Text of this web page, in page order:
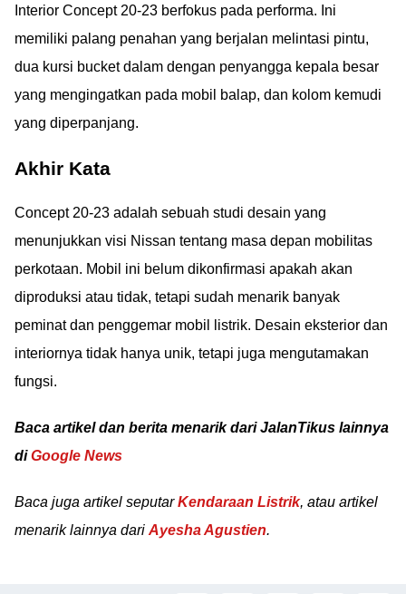
Interior Concept 20-23 berfokus pada performa. Ini
memiliki palang penahan yang berjalan melintasi pintu,
dua kursi bucket dalam dengan penyangga kepala besar
yang mengingatkan pada mobil balap, dan kolom kemudi
yang diperpanjang.
Akhir Kata
Concept 20-23 adalah sebuah studi desain yang
menunjukkan visi Nissan tentang masa depan mobilitas
perkotaan. Mobil ini belum dikonfirmasi apakah akan
diproduksi atau tidak, tetapi sudah menarik banyak
peminat dan penggemar mobil listrik. Desain eksterior dan
interiornya tidak hanya unik, tetapi juga mengutamakan
fungsi.
Baca artikel dan berita menarik dari JalanTikus lainnya
diGoogle News
Baca juga artikel seputarKendaraan Listrik, atau artikel
menarik lainnya dari Ayesha Agustien.